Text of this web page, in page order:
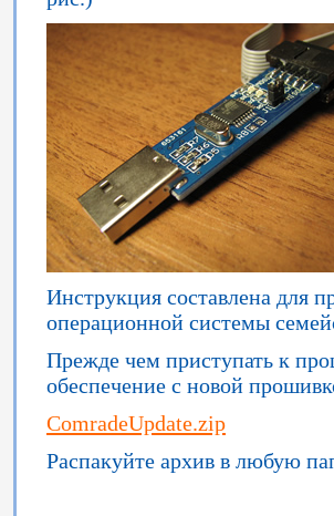
Инструкция составлена для
операционной системы
Прежде чем приступать к
обеспечение с новой
ComradeUpdate.zip
Распакуйте архив в любую